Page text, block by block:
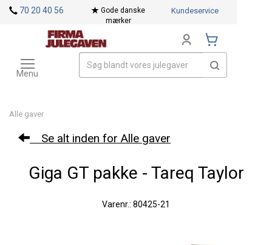
Alle gaver
Se alt inden for Alle gaver
Giga GT pakke - Tareq Taylor
Varenr.: 80425-21
70 20 40 56
Gode danske
mærker
Kundeservice
Toggle
navigation
Menu
Mærker